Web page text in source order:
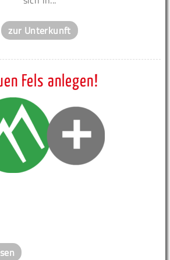
zur Unterkunft
Fels anlegen!